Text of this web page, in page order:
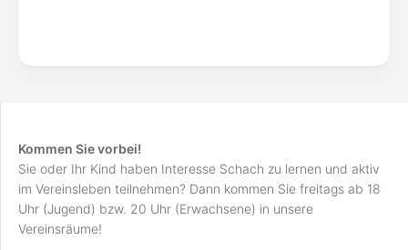
Kommen Sie vorbei!
Sie oder Ihr Kind haben Interesse Schach zu lernen und aktiv
im Vereinsleben teilnehmen? Dann kommen Sie freitags ab 18
Uhr (Jugend) bzw. 20 Uhr (Erwachsene) in unsere
Vereinsräume!